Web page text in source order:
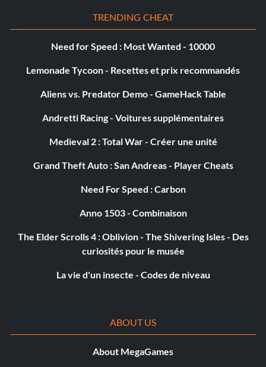
combattants dans un combat en mode Ultimate Fights.
Objective: Play 500 or more ranked Online matches.
difficulté avancée ou plus.
Training Expertise (Silver)
d'entraînement avec un combattant en mode Carrière.
pour 1 combattant en mode Carrière.
TRENDING CHEAT
Need for Speed : Most Wanted - 10000
Lemonade Tycoon - Recettes et prix recommandés
Aliens vs. Predator Demo - GameHack Table
Andretti Racing - Voitures supplémentaires
Medieval 2 : Total War - Créer une unité
Grand Theft Auto : San Andreas - Player Cheats
Need For Speed : Carbon
Anno 1503 - Combinaison
The Elder Scrolls 4 : Oblivion - The Shivering Isles - Des
curiosités pour le musée
La vie d'un insecte - Codes de niveau
ABOUT US
About MegaGames